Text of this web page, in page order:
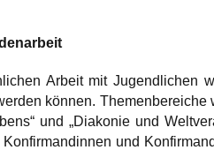
Arbeit mit Jugendlichen
können. Themenbereiche
und „Diakonie und
und